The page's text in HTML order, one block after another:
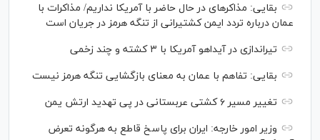
بقایی: مذاکره‎ای در حال حاضر با آمریکا نداریم/ مذاکرات با
عمان درباره تردد ایمن کشتیرانی از تنگه هرمز در جریان است
تیراندازی در آیداهو آمریکا با ۳ کشته و چند زخمی
بقایی: تفاهم با عمان به معنای بازگشایی تنگه هرمز نیست
تغییر مسیر ۶ کشتی عربستانی در پی تهدید ارتش یمن
وزیر امور خارجه: ایران برای پاسخ قاطع به هرگونه تعرض